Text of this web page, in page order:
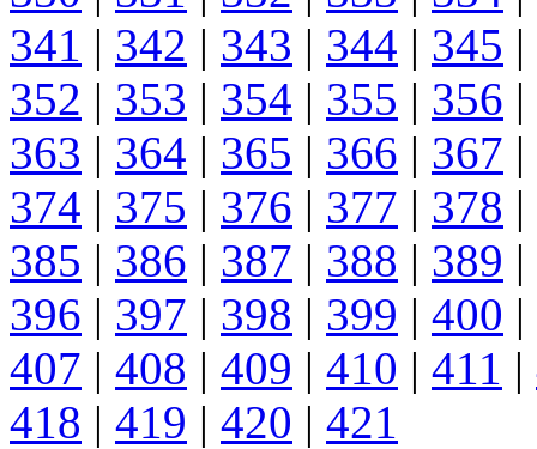
341 | 342 | 343 | 344 | 345 |
352 | 353 | 354 | 355 | 356 |
363 | 364 | 365 | 366 | 367 |
374 | 375 | 376 | 377 | 378 |
385 | 386 | 387 | 388 | 389 |
396 | 397 | 398 | 399 | 400 |
407 | 408 | 409 | 410 | 411 |
418 | 419 | 420 | 421